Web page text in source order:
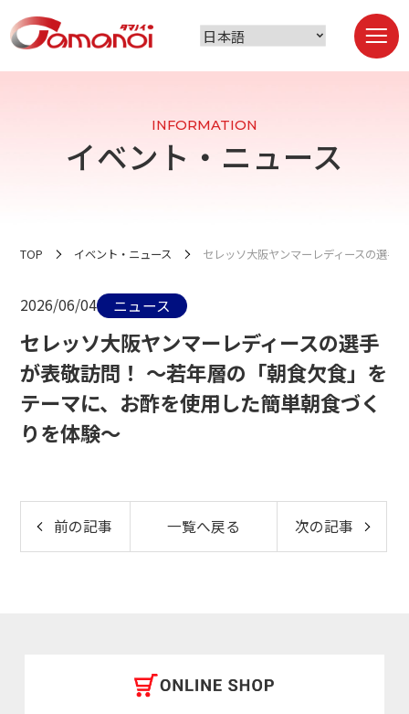
INFORMATION
イベント・ニュース
TOP イベント・ニュース セレッソ大阪ヤンマーレディースの選手
2026/06/04 ニュース
セレッソ大阪ヤンマーレディースの選手
が表敬訪問！ ～若年層の「朝食欠食」を
テーマに、お酢を使用した簡単朝食づく
りを体験～
前の記事 一覧へ戻る 次の記事